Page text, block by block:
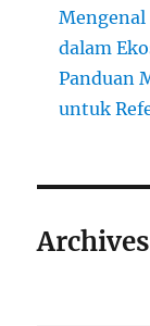
dalam
Panduan
untuk
Archives